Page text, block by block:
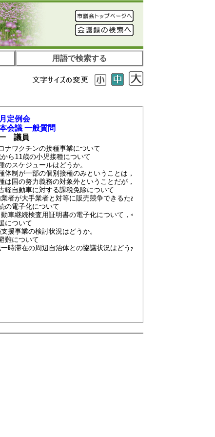
用語で検索する
定例会
会議 一般質問
議員
ナワクチンの接種事業について
から11歳の小児接種について
ケジュールはどうか。
が一部の個別接種のみということは，小児科医のみか。また，
の努力義務の対象外ということだが，かかりつけ医との相談体
軽自動車に対する課税免除について
業者が大手業者と対等に販売競争できるためにも県内５市が行って
の電子化について
動車継続検査用証明書の電子化について，令和５年１月からの電子
について
支援事業の検討状況はどうか。
難について
一時滞在の周辺自治体との協議状況はどうか。